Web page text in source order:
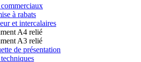
à rabats
et intercalaires
A4 relié
A3 relié
de présentation